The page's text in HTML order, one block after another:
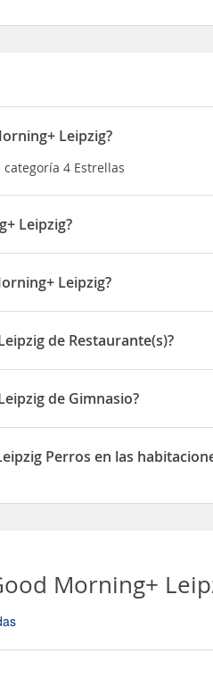
Leipzig?
4 Estrellas
Leipzig?
coche es de 9,50€.
Leipzig?
en Tauchaer Strasse 260
de Restaurante(s)?
de Restaurante(s)
de Gimnasio?
de Gimnasio
Perros en las
Morning+